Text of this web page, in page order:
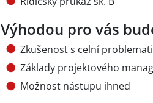
Výhodou pro vás
Zkušenost s celní
Základy projektového
Možnost nástupu ihned